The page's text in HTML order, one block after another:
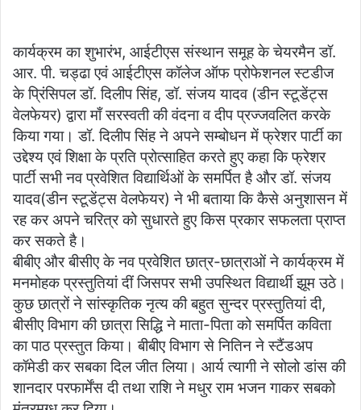
कार्यक्रम का शुभारंभ, आईटीएस संस्थान समूह के चेयरमैन डॉ.
आर. पी. चड्ढा एवं आईटीएस कॉलेज ऑफ प्रोफेशनल स्टडीज
के प्रिंसिपल डॉ. दिलीप सिंह, डॉ. संजय यादव (डीन स्टूडेंट्स
वेलफेयर) द्वारा माँ सरस्वती की वंदना व दीप प्रज्जवलित करके
किया गया। डॉ. दिलीप सिंह ने अपने सम्बोधन में फ्रेशर पार्टी का
उद्देश्य एवं शिक्षा के प्रति प्रोत्साहित करते हुए कहा कि फ्रेशर
पार्टी सभी नव प्रवेशित विद्यार्थिओं के समर्पित है और डॉ. संजय
यादव(डीन स्टूडेंट्स वेलफेयर) ने भी बताया कि कैसे अनुशासन में
रह कर अपने चरित्र को सुधारते हुए किस प्रकार सफलता प्राप्त
कर सकते है।
बीबीए और बीसीए के नव प्रवेशित छात्र-छात्राओं ने कार्यक्रम में
मनमोहक प्रस्तुतियां दीं जिसपर सभी उपस्थित विद्यार्थी झूम उठे।
कुछ छात्रों ने सांस्कृतिक नृत्य की बहुत सुन्दर प्रस्तुतियां दी,
बीसीए विभाग की छात्रा सिद्धि ने माता-पिता को समर्पित कविता
का पाठ प्रस्तुत किया। बीबीए विभाग से नितिन ने स्टैंडअप
कॉमेडी कर सबका दिल जीत लिया। आर्य त्यागी ने सोलो डांस की
शानदार परफार्मेंस दी तथा राशि ने मधुर राम भजन गाकर सबको